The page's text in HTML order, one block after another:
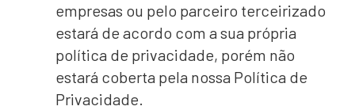
empresas ou pelo parceiro terceirizado
estará de acordo com a sua própria
política de privacidade, porém não
estará coberta pela nossa Política de
Privacidade.